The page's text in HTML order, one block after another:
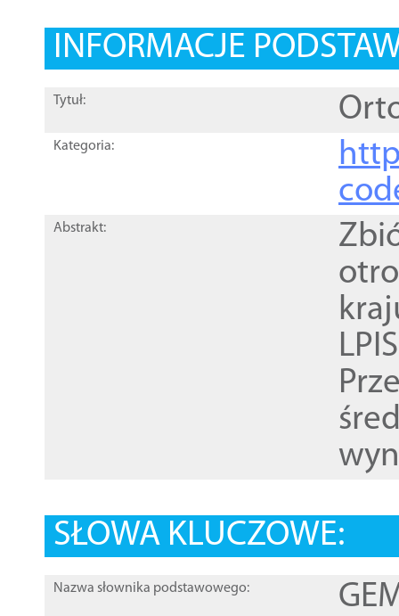
INFORMACJE
Tytuł:
Kategoria:
Abstrakt:
SŁOWA KLUCZOWE:
Nazwa słownika podstawowego: